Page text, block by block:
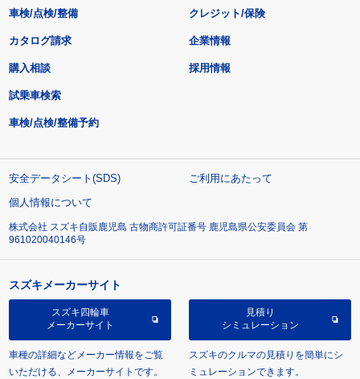
車検/点検/整備 クレジット/保険
カタログ請求
購入相談
試乗車検索
車検/点検/整備予約
企業情報
採用情報
安全データシート(SDS)
ご利用にあたって
個人情報について
株式会社 スズキ自販鹿児島 古物商許可証番号 鹿児島県公安委員会 第
961020040146号
スズキメーカーサイト
スズキ四輪車
メーカーサイト
車種の詳細などメーカー情報をご覧
いただける、メーカーサイトです。
見積り
シミュレーション
スズキのクルマの見積りを簡単にシ
ミュレーションできます。